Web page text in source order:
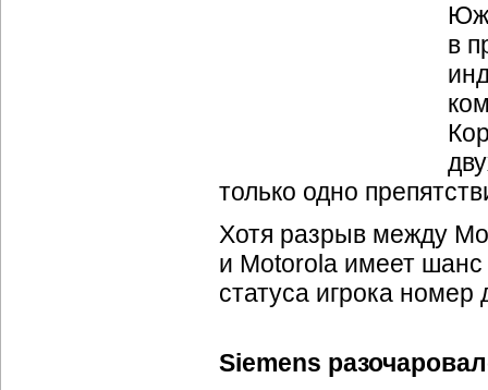
в
только одно
Хотя разрыв между
и Motorola имеет шанс
статуса игрока
Siemens